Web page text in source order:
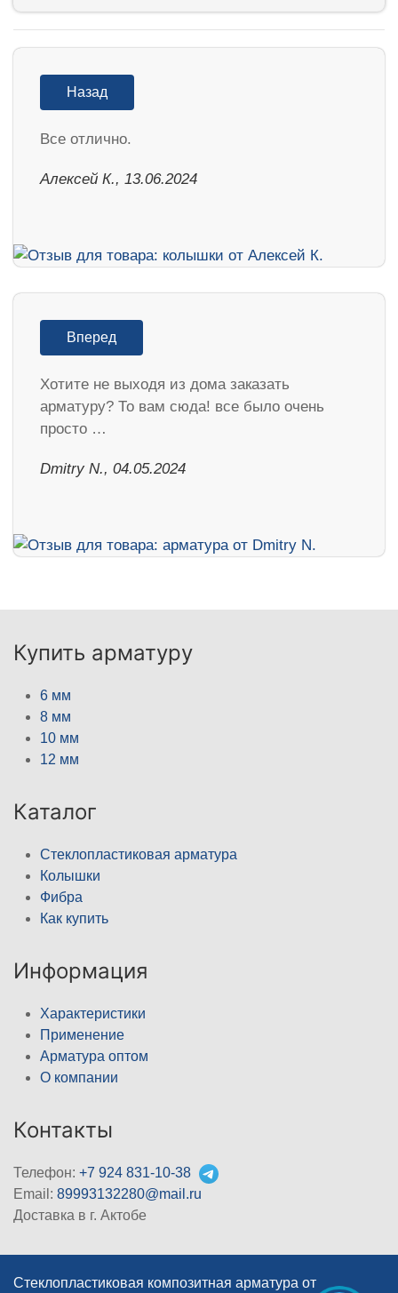
Назад
Все отлично.
Алексей К., 13.06.2024
Вперед
Хотите не выходя из дома заказать
арматуру? То вам сюда! все было очень
просто …
​Dmitry N., 04.05.2024
Купить арматуру
6 мм
8 мм
10 мм
12 мм
Каталог
Стеклопластиковая арматура
Колышки
Фибра
Как купить
Информация
Характеристики
Применение
Арматура оптом
О компании
Контакты
Телефон: +7 924 831-10-38
Email: 89993132280@mail.ru
Доставка в г. Актобе
Стеклопластиковая композитная арматура от